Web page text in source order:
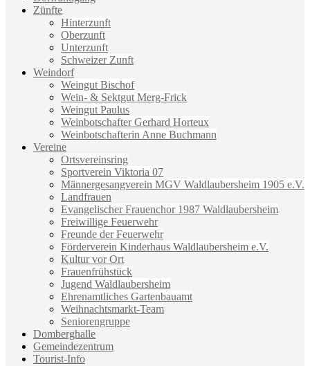
Zünfte
Hinterzunft
Oberzunft
Unterzunft
Schweizer Zunft
Weindorf
Weingut Bischof
Wein- & Sektgut Merg-Frick
Weingut Paulus
Weinbotschafter Gerhard Horteux
Weinbotschafterin Anne Buchmann
Vereine
Ortsvereinsring
Sportverein Viktoria 07
Männergesangverein MGV Waldlaubersheim 1905 e.V.
Landfrauen
Evangelischer Frauenchor 1987 Waldlaubersheim
Freiwillige Feuerwehr
Freunde der Feuerwehr
Förderverein Kinderhaus Waldlaubersheim e.V.
Kultur vor Ort
Frauenfrühstück
Jugend Waldlaubersheim
Ehrenamtliches Gartenbauamt
Weihnachtsmarkt-Team
Seniorengruppe
Domberghalle
Gemeindezentrum
Tourist-Info